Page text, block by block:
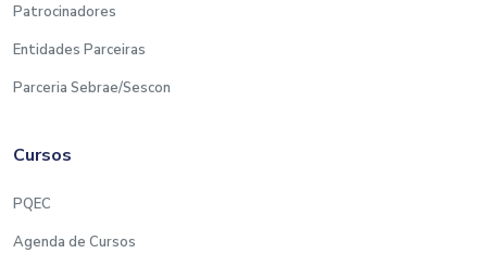
Patrocinadores
Entidades Parceiras
Parceria Sebrae/Sescon
Cursos
PQEC
Agenda de Cursos